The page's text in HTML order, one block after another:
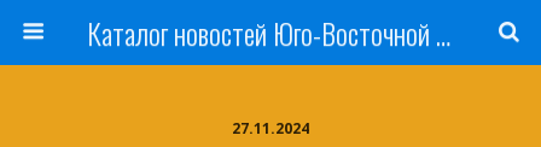
Каталог новостей Юго-Восточной Азии, Австралии и Океании
27.11.2024